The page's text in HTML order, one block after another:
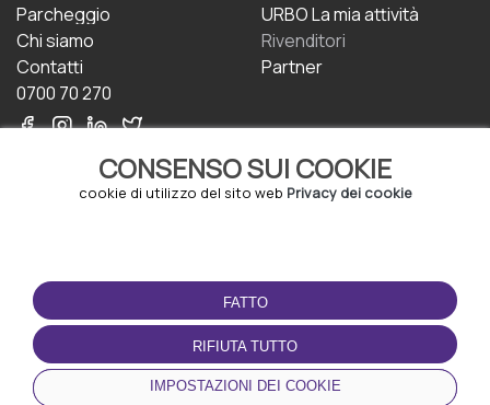
CONSENSO SUI COOKIE
cookie di utilizzo del sito web Privacy dei cookie
FATTO
RIFIUTA TUTTO
IMPOSTAZIONI DEI COOKIE
Parcheggio
Chi siamo
Contatti
0700 70 270
URBO La mia attività
Rivenditori
Partner
CONDIZIONI D'USO
Termini e Condizioni
Politica sulla riservatezza
Gestione dei Cookie
SCARICA L'APP